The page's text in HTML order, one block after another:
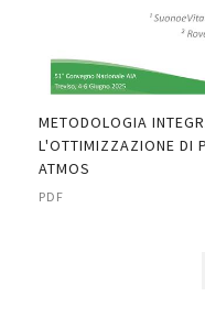
METODOLOGIA
L'OTTIMIZZAZIONE DI
ATMOS
PDF